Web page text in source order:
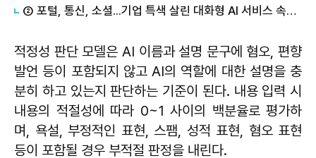
② 포털, 통신, 소셜...기업 특색 살린 대화형 AI 서비스 속속 등장
적정성 판단 모델은 AI 이름과 설명 문구에 혐오, 편향
발언 등이 포함되지 않고 AI의 역할에 대한 설명을 충
분히 하고 있는지 판단하는 기준이 된다. 내용 입력 시
내용의 적절성에 따라 0~1 사이의 백분율로 평가하
며, 욕설, 부정적인 표현, 스팸, 성적 표현, 혐오 표현
등이 포함될 경우 부적절 판정을 내린다.